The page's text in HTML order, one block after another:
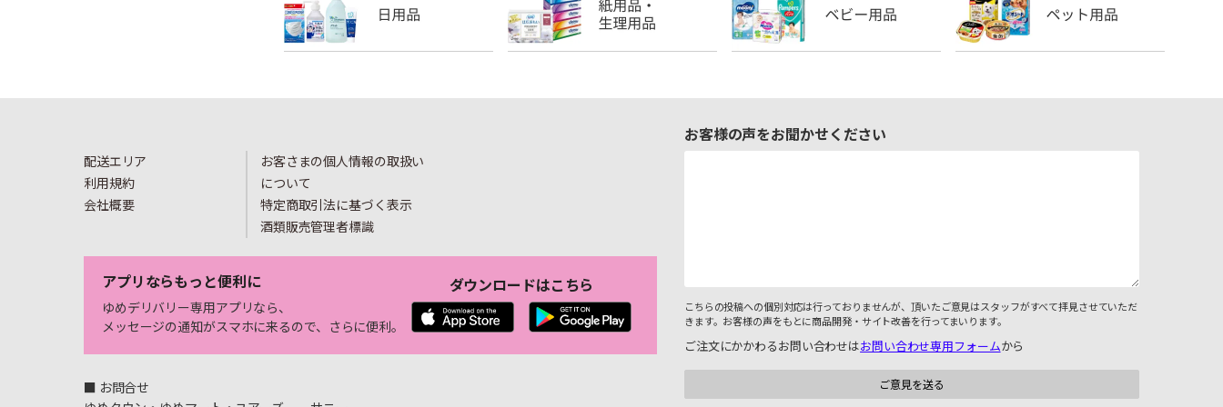
配送エリア
利用規約
会社概要
お客さまの個人情報の取扱い
について
特定商取引法に基づく表示
酒類販売管理者標識
アプリならもっと便利に
ゆめデリバリー専用アプリなら、
メッセージの通知がスマホに来るので、さらに便利。
ダウンロードはこちら
■ お問合せ
お客様の声をお聞かせください
こちらの投稿への個別対応は行っておりませんが、頂いたご意見はスタッフがすべて拝見させていただ
きます。お客様の声をもとに商品開発・サイト改善を行ってまいります。
ご注文にかかわるお問い合わせはお問い合わせ専用フォームから